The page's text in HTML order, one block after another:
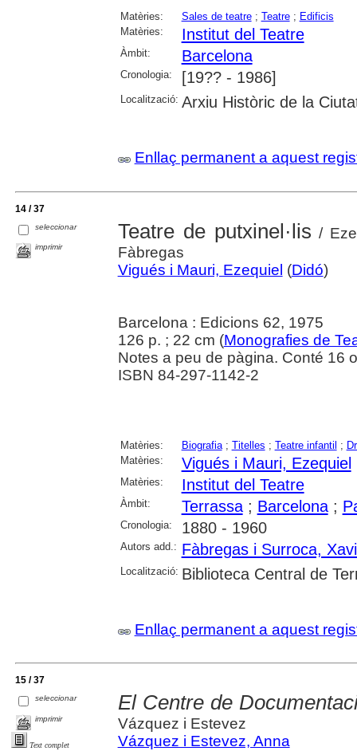
Matèries: Sales de teatre; Teatre; Edificis
Matèries:
Institut del Teatre
Àmbit: Barcelona
Cronologia: [19?? - 1986]
Localització: Arxiu Històric de la
Enllaç permanent a aquest
14 / 37
seleccionar
imprimir
Teatre de putxinel·lis /
Fàbregas
Vigués i Mauri, Ezequiel (Didó)
Barcelona : Edicions 62, 1975
126 p. ; 22 cm (Monografies de
Notes a peu de pàgina. Conté 16
ISBN 84-297-1142-2
Matèries: Biografia; Titelles ; Teatre infantil ;
Matèries:
Vigués i Mauri, Ezequiel
Matèries: Institut del Teatre
Àmbit: Terrassa; Barcelona;
Cronologia: 1880 - 1960
Autors add.: Fàbregas i Surroca,
Localització: Biblioteca Central de
Enllaç permanent a aquest
15 / 37
seleccionar
imprimir
Text complet
El Centre de
Vázquez i Estevez
Vázquez i Estevez, Anna